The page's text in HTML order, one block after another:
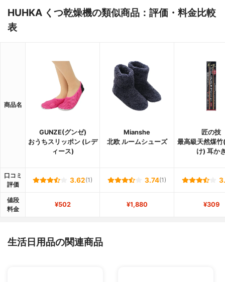
HUHKA くつ乾燥機の類似商品：評価・料金比較
表
商品名
GUNZE(グンゼ)
おうちスリッポン (レデ
ィース)
Mianshe
北欧 ルームシューズ
匠の技
最高級天然煤竹
け) 耳か
口コミ
評価
3.62(1) 3.74(1)
値段
料金
¥502 ¥1,880 ¥309
生活日用品の関連商品